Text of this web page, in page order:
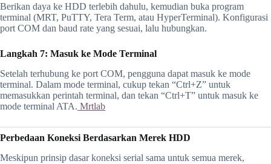
Berikan daya ke HDD terlebih dahulu, kemudian buka program
terminal (MRT, PuTTY, Tera Term, atau HyperTerminal). Konfigurasi
port COM dan baud rate yang sesuai, lalu hubungkan.
Langkah 7: Masuk ke Mode Terminal
Setelah terhubung ke port COM, pengguna dapat masuk ke mode
terminal. Dalam mode terminal, cukup tekan “Ctrl+Z” untuk
memasukkan perintah terminal, dan tekan “Ctrl+T” untuk masuk ke
mode terminal ATA. Mrtlab
Perbedaan Koneksi Berdasarkan Merek HDD
Meskipun prinsip dasar koneksi serial sama untuk semua merek,